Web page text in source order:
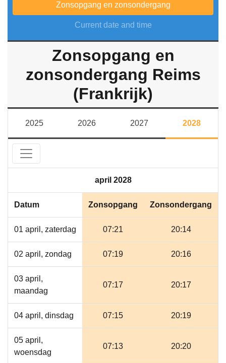
Zonsopgang en zonsondergang
Current date and time
Zonsopgang en
zonsondergang Reims
(Frankrijk)
2025 2026 2027 2028
april 2028
Datum Zonsopgang Zonsondergang
01 april, zaterdag 07:21 20:14
02 april, zondag 07:19 20:16
03 april,
maandag
07:17 20:17
04 april, dinsdag 07:15 20:19
05 april,
woensdag
07:13 20:20